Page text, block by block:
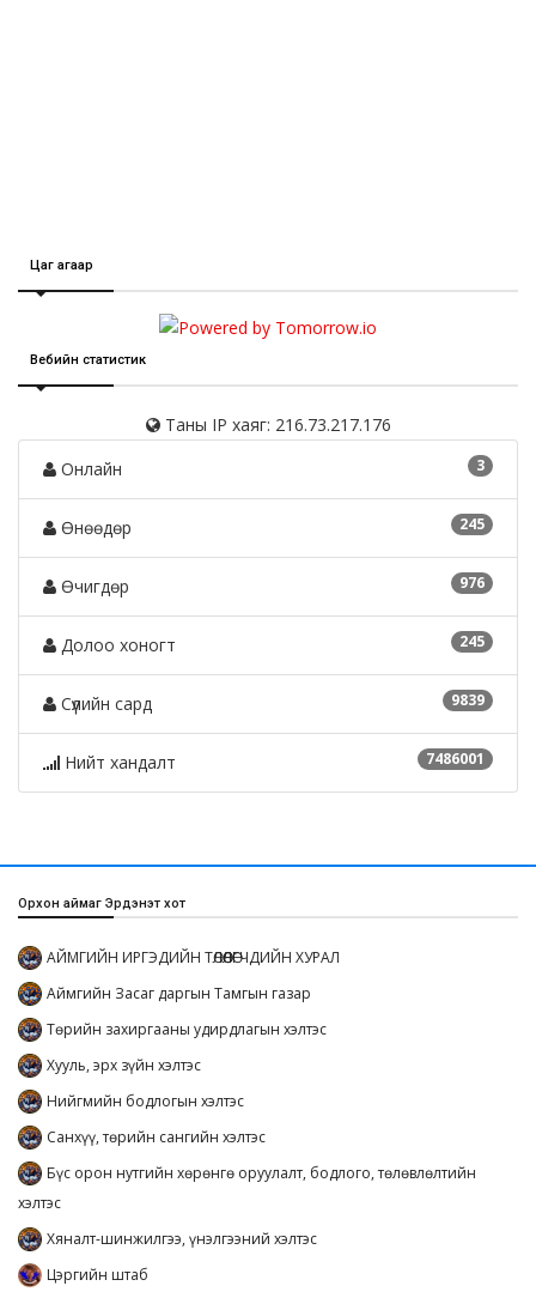
Цаг агаар
Вебийн статистик
Таны IP хаяг: 216.73.217.176
3
Онлайн
245
Өнөөдөр
976
Өчигдөр
245
Долоо хоногт
9839
Сүүлийн сард
7486001
Нийт хандалт
Орхон аймаг Эрдэнэт хот
АЙМГИЙН ИРГЭДИЙН ТӨЛӨӨЛӨГЧДИЙН ХУРАЛ
Аймгийн Засаг даргын Тамгын газар
Төрийн захиргааны удирдлагын хэлтэс
Хууль, эрх зүйн хэлтэс
Нийгмийн бодлогын хэлтэс
Санхүү, төрийн сангийн хэлтэс
Бүс орон нутгийн хөрөнгө оруулалт, бодлого, төлөвлөлтийн
хэлтэс
Хяналт-шинжилгээ, үнэлгээний хэлтэс
Цэргийн штаб